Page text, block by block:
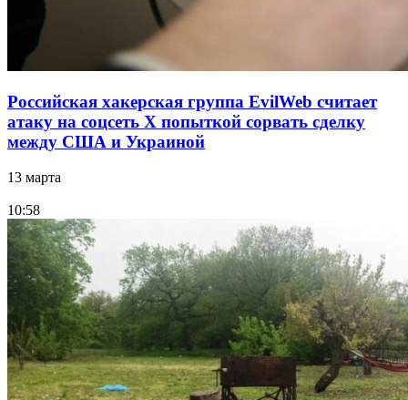
Российская хакерская группа EvilWeb считает
атаку на соцсеть Х попыткой сорвать сделку
между США и Украиной
13 марта
10:58